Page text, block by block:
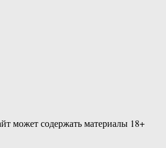
может содержать материалы 18+